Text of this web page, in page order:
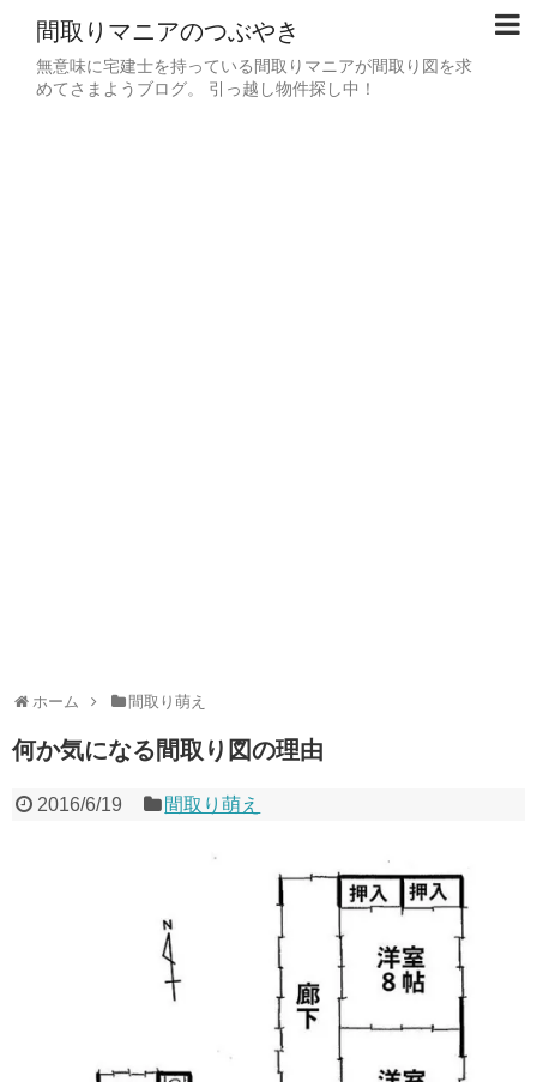
間取りマニアのつぶやき
無意味に宅建士を持っている間取りマニアが間取り図を求
めてさまようブログ。 引っ越し物件探し中！
ホーム 間取り萌え
何か気になる間取り図の理由
2016/6/19 間取り萌え